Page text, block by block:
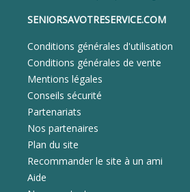
SENIORSAVOTRESERVICE.COM
Conditions générales d'utilisation
Conditions générales de vente
Mentions légales
Conseils sécurité
Partenariats
Nos partenaires
Plan du site
Recommander le site à un ami
Aide